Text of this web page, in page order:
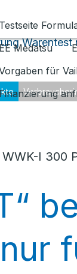
Testseite
Medatsu
für
Warentest
I 300